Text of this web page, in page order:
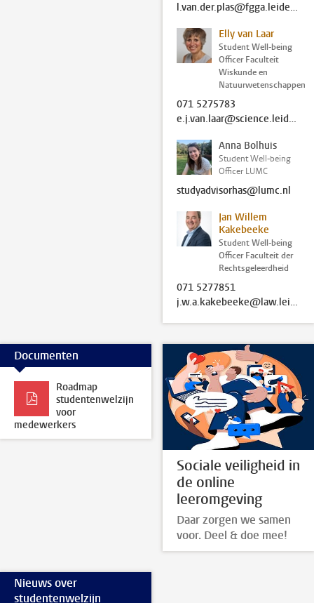
l.van.der.plas@fgga.leidenuniv.nl
Elly van Laar
Student Well-being
Officer Faculteit
Wiskunde en
Natuurwetenschappen
071 5275783
e.j.van.laar@science.leidenuniv.nl
Anna Bolhuis
Student Well-being
Officer LUMC
studyadvisorhas@lumc.nl
Jan Willem
Kakebeeke
Student Well-being
Officer Faculteit der
Rechtsgeleerdheid
071 5277851
j.w.a.kakebeeke@law.leidenuniv.nl
Documenten
Roadmap
studentenwelzijn
voor
medewerkers
Sociale veiligheid in
de online
leeromgeving
Daar zorgen we samen
voor. Deel & doe mee!
Nieuws over
studentenwelzijn